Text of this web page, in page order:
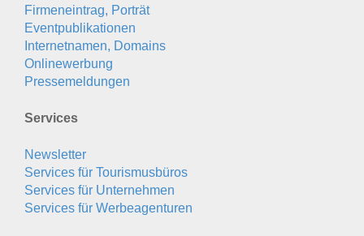
Firmeneintrag, Porträt
Eventpublikationen
Internetnamen, Domains
Onlinewerbung
Pressemeldungen
Services
Newsletter
Services für Tourismusbüros
Services für Unternehmen
Services für Werbeagenturen